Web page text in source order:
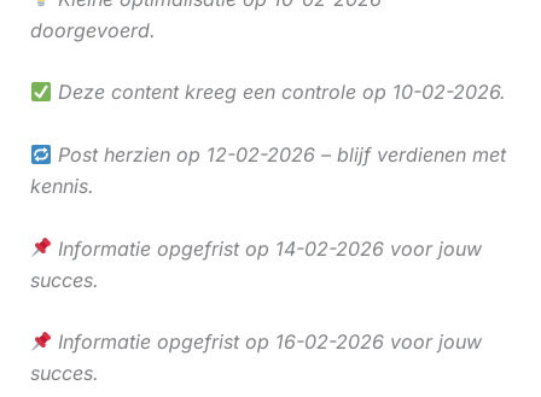
doorgevoerd.
Deze content kreeg een controle op 10-02-2026.
Post herzien op 12-02-2026 – blijf verdienen met
kennis.
Informatie opgefrist op 14-02-2026 voor jouw
succes.
Informatie opgefrist op 16-02-2026 voor jouw
succes.